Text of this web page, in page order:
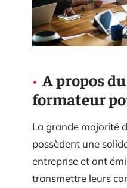
A propos
formateur
La grande majorité
possèdent une
entreprise et ont
transmettre leurs